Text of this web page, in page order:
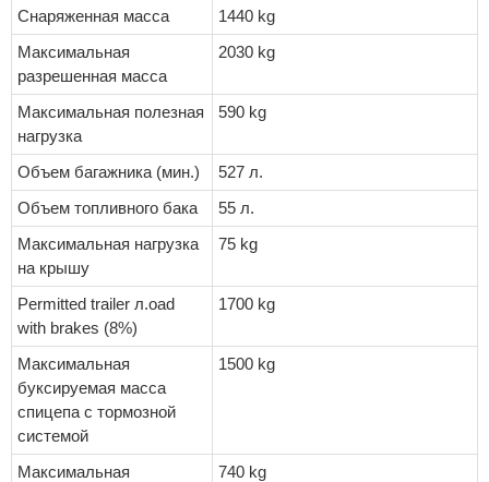
Снаряженная масса
1440 kg
Максимальная
разрешенная масса
2030 kg
Максимальная полезная
нагрузка
590 kg
Объем багажника (мин.)
527 л.
Объем топливного бака
55 л.
Максимальная нагрузка
на крышу
75 kg
Permitted trailer л.oad
with brakes (8%)
1700 kg
Максимальная
буксируемая масса
спицепа с тормозной
системой
1500 kg
Максимальная
740 kg